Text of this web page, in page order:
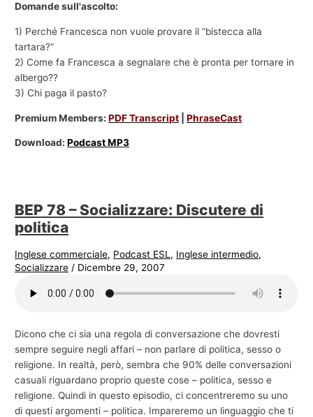
Domande sull'ascolto:
1) Perché Francesca non vuole provare il “bistecca alla
tartara?”
2) Come fa Francesca a segnalare che è pronta per tornare in
albergo??
3) Chi paga il pasto?
Premium Members:PDF Transcript |PhraseCast
Download:Podcast MP3
BEP 78 – Socializzare: Discutere di
politica
Inglese commerciale, Podcast ESL , Inglese intermedio,
Socializzare / Dicembre 29, 2007
Dicono che ci sia una regola di conversazione che dovresti
sempre seguire negli affari – non parlare di politica, sesso o
religione. In realtà, però, sembra che 90% delle conversazioni
casuali riguardano proprio queste cose – politica, sesso e
religione. Quindi in questo episodio, ci concentreremo su uno
di questi argomenti – politica. Impareremo un linguaggio che ti